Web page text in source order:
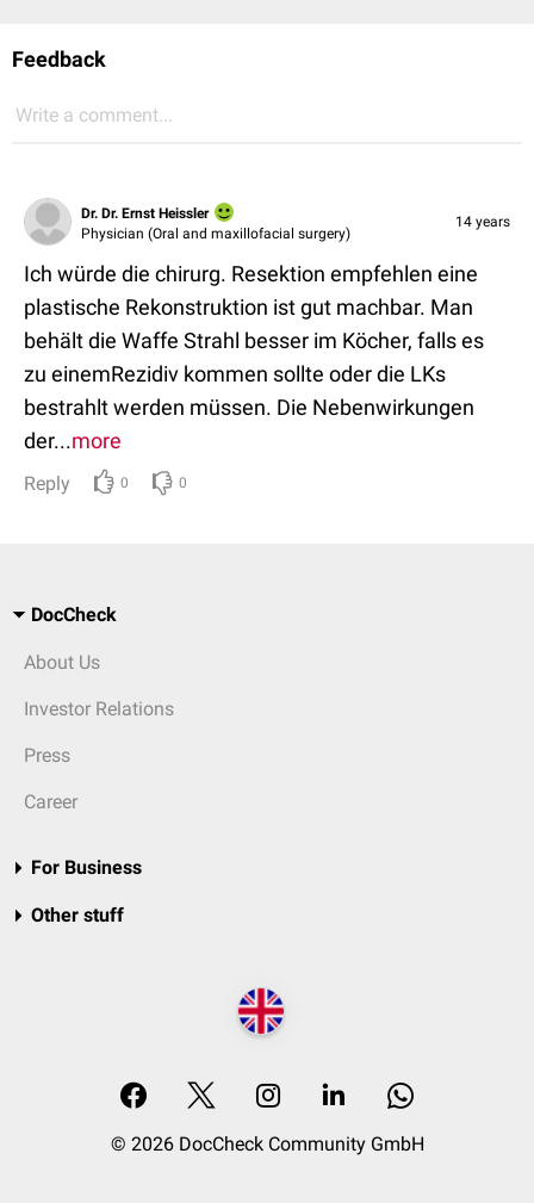
Feedback
Write a comment...
Dr. Dr. Ernst Heissler
Physician (Oral and maxillofacial surgery)
14 years
Ich würde die chirurg. Resektion empfehlen eine
plastische Rekonstruktion ist gut machbar. Man
behält die Waffe Strahl besser im Köcher, falls es
zu einemRezidiv kommen sollte oder die LKs
bestrahlt werden müssen. Die Nebenwirkungen
der...more
Reply 0 0
DocCheck
About Us
Investor Relations
Press
Career
For Business
Other stuff
© 2026 DocCheck Community GmbH